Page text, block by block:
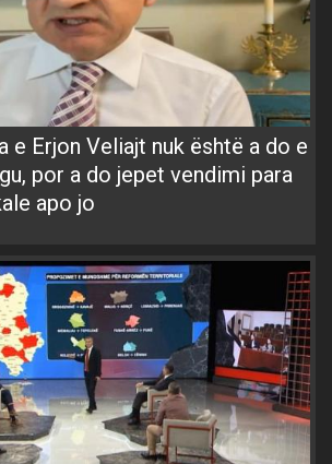
e Erjon Veliajt nuk është a do e
por a do jepet vendimi para
apo jo